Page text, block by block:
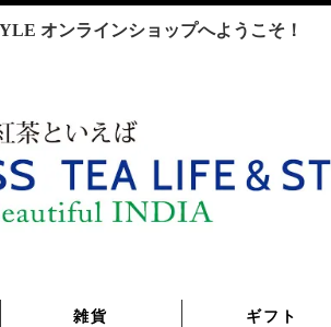
オンラインショップへようこそ！
雑貨 ギフト